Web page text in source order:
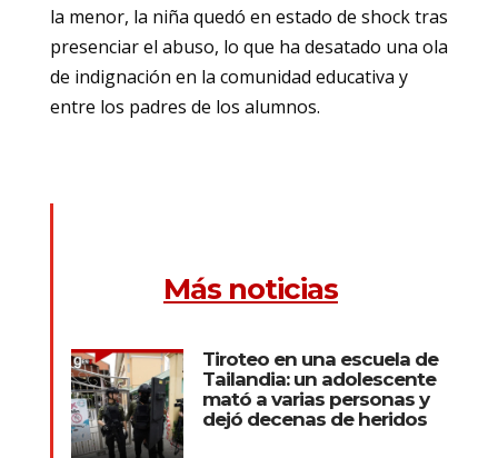
la menor, la niña quedó en estado de shock tras
presenciar el abuso, lo que ha desatado una ola
de indignación en la comunidad educativa y
entre los padres de los alumnos.
Más noticias
Tiroteo en una escuela de
Tailandia: un adolescente
mató a varias personas y
dejó decenas de heridos